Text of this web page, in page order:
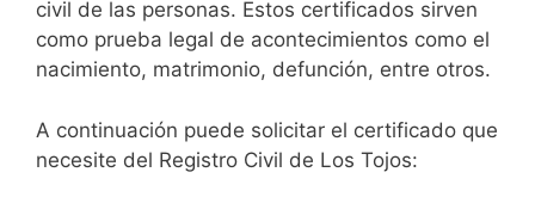
civil de las personas. Estos certificados sirven
como prueba legal de acontecimientos como el
nacimiento, matrimonio, defunción, entre otros.
A continuación puede solicitar el certificado que
necesite del Registro Civil de Los Tojos: